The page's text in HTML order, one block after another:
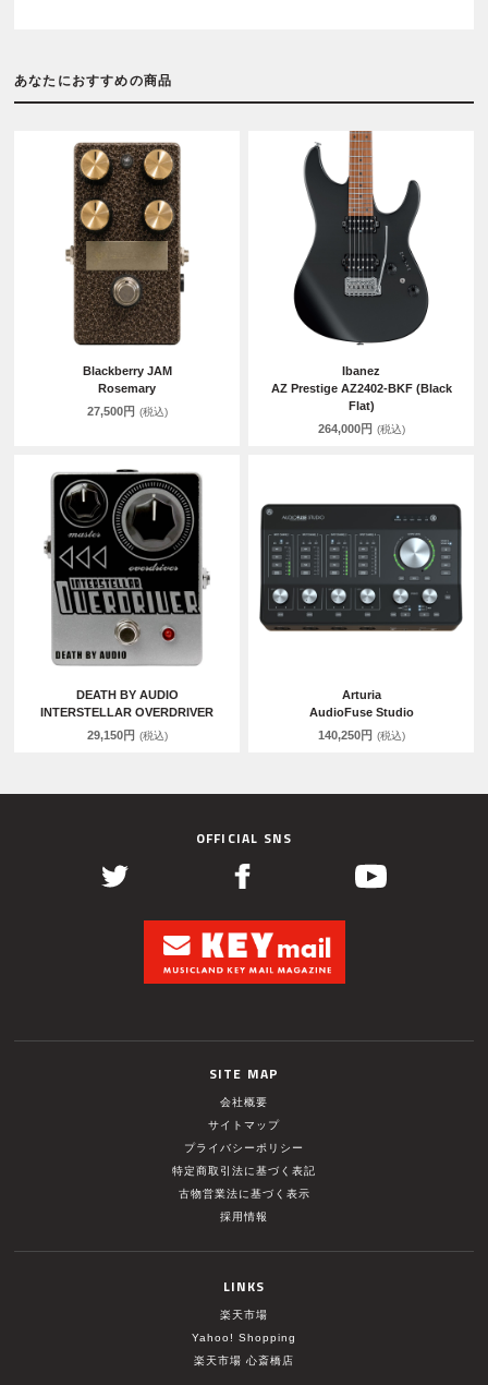
あなたにおすすめの商品
Blackberry JAM
Rosemary
27,500円 (税込)
Ibanez
AZ Prestige AZ2402-BKF (Black
Flat)
264,000円 (税込)
DEATH BY AUDIO
INTERSTELLAR OVERDRIVER
29,150円 (税込)
Arturia
AudioFuse Studio
140,250円 (税込)
OFFICIAL SNS
SITE MAP
会社概要
サイトマップ
プライバシーポリシー
特定商取引法に基づく表記
古物営業法に基づく表示
採用情報
LINKS
楽天市場
Yahoo! Shopping
楽天市場 心斎橋店